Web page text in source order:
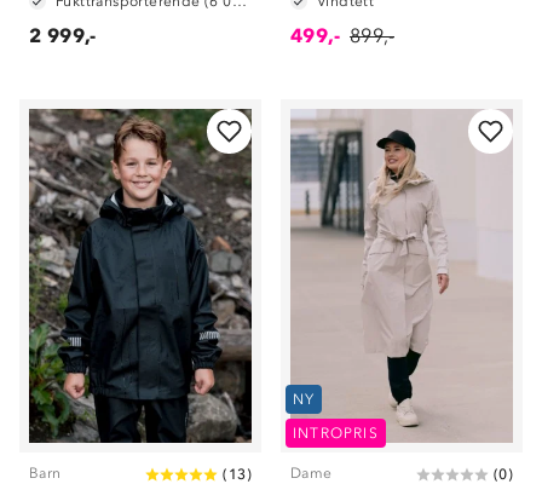
2 999,- 499,- 899,-
Barn ( 13)
NY
INTROPRIS
Dame (0)